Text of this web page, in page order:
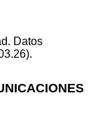
Datos